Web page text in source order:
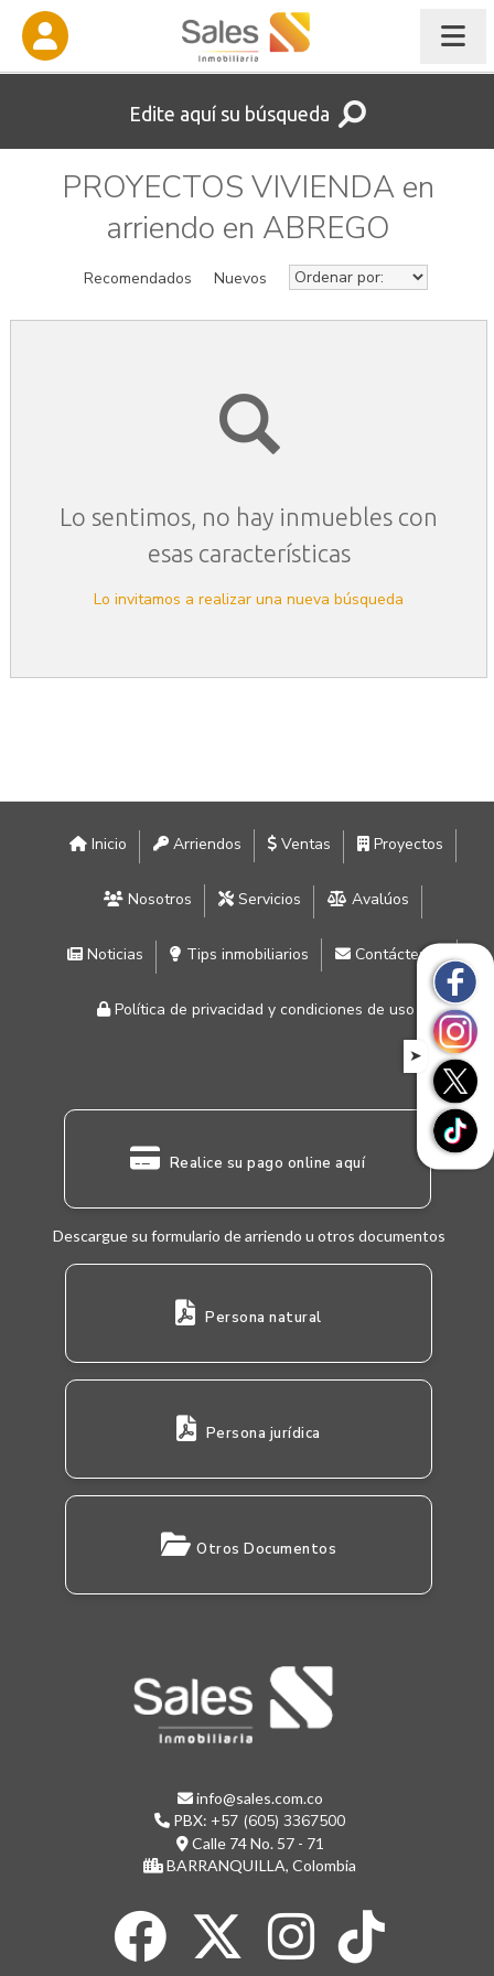
Edite aquí su búsqueda
PROYECTOS VIVIENDA en
arriendo en ABREGO
Recomendados Nuevos
Lo sentimos, no hay inmuebles con
esas características
Lo invitamos a realizar una nueva búsqueda
Inicio Arriendos Ventas Proyectos
Nosotros Servicios Avalúos
Noticias Tips inmobiliarios Contáctenos
Política de privacidad y condiciones de uso
Realice su pago online aquí
Descargue su formulario de arriendo u otros documentos
Persona natural
Persona jurídica
Otros Documentos
info@sales.com.co
PBX: +57 (605) 3367500
Calle 74 No. 57 - 71
BARRANQUILLA, Colombia
➤